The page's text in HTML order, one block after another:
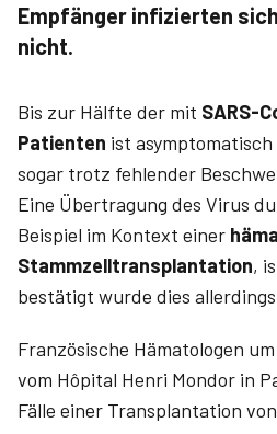
Empfänger infizierten
nicht.
Bis zur Hälfte der mit SARS-
Patienten ist
sogar trotz fehlender
Eine Übertragung des Virus
Beispiel im Kontext einer
Stammzelltransplantation,
bestätigt wurde dies
Französische Hämatologen
vom Hôpital Henri Mondor in
Fälle einer Transplantation